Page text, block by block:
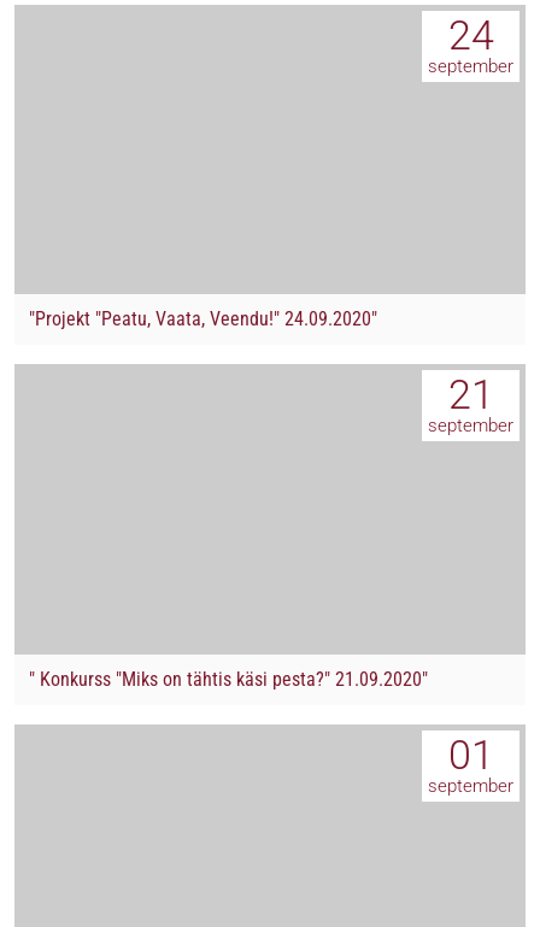
24
september
"Projekt "Peatu, Vaata, Veendu!" 24.09.2020"
21
september
" Konkurss "Miks on tähtis käsi pesta?" 21.09.2020"
01
september